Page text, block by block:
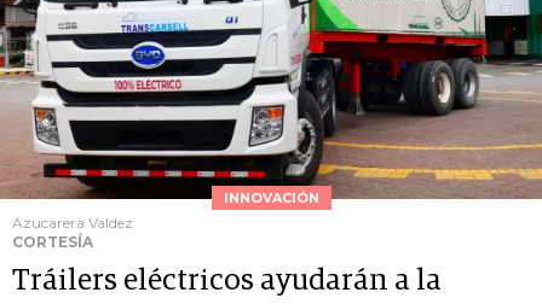
INNOVACIÓN
Azucarera Valdez
CORTESÍA
Tráilers eléctricos ayudarán a la